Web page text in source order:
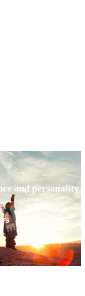
and personality